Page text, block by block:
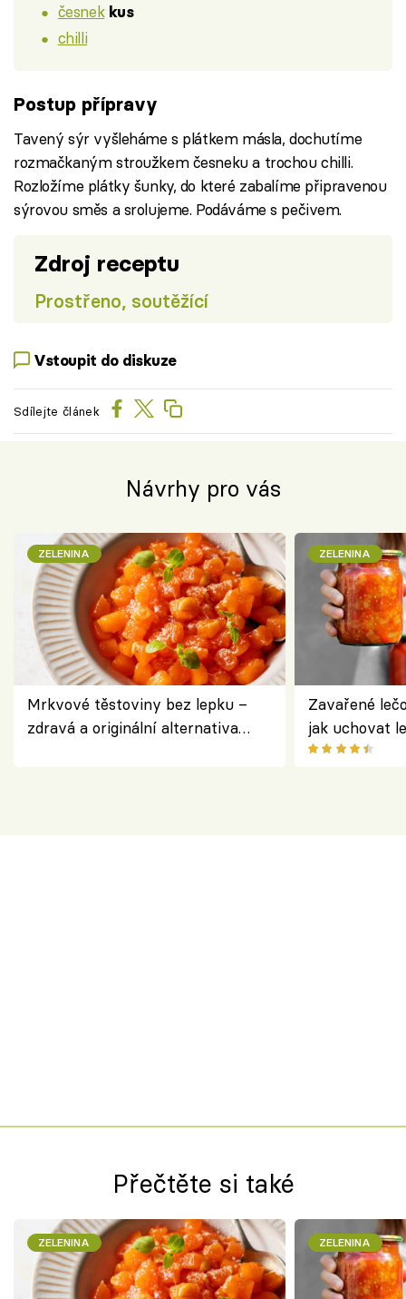
česnek kus
chilli
Postup přípravy
Tavený sýr vyšleháme s plátkem másla, dochutíme
rozmačkaným stroužkem česneku a trochou chilli.
Rozložíme plátky šunky, do které zabalíme připravenou
sýrovou směs a srolujeme. Podáváme s pečivem.
Zdroj receptu
Prostřeno, soutěžící
Vstoupit do diskuze
Sdílejte článek
Návrhy pro vás
ZELENINA
Mrkvové těstoviny bez lepku –
zdravá a originální alternativa
ZELENINA
Zavařené
jak uchovat
Přečtěte si také
ZELENINA ZELENINA